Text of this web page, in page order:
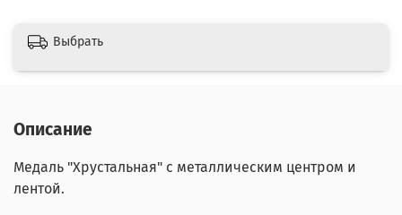
Выбрать
Описание
Медаль "Хрустальная" с металлическим центром и
лентой.